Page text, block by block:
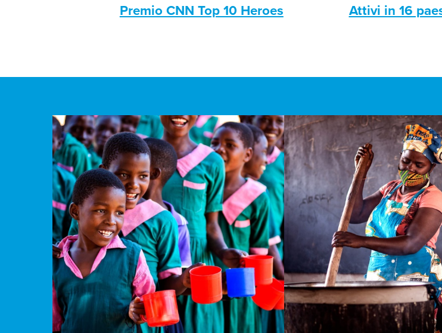
Premio CNN Top 10 Heroes Attivi in 16